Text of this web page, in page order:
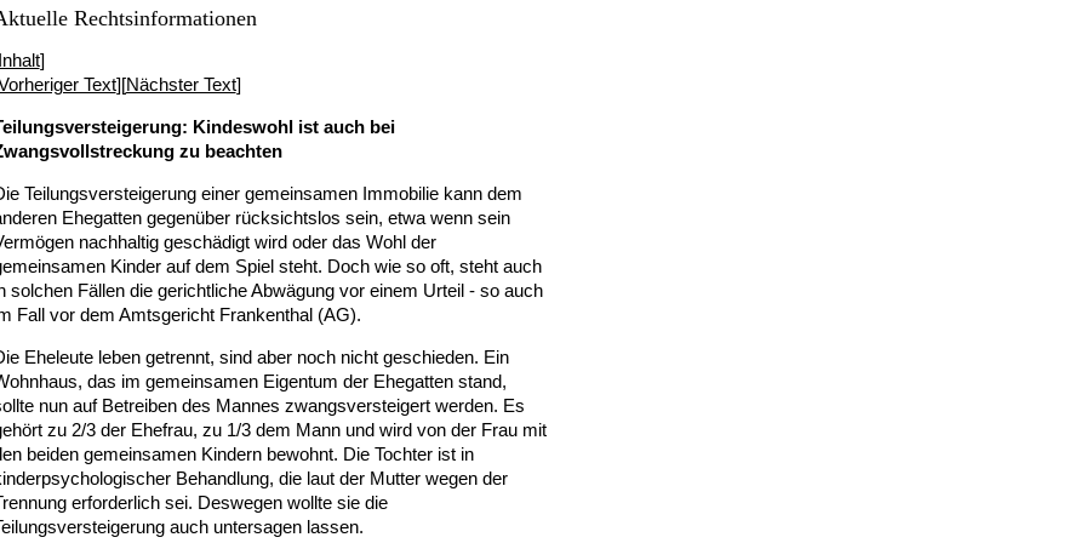
Rechtsinformationen
]
Text][Nächster Text]
Kindeswohl ist auch bei
zu beachten
Teilungsversteigerung einer gemeinsamen Immobilie kann dem
Ehegatten gegenüber rücksichtslos sein, etwa wenn sein
nachhaltig geschädigt wird oder das Wohl der
Kinder auf dem Spiel steht. Doch wie so oft, steht auch
solchen Fällen die gerichtliche Abwägung vor einem Urteil - so auch
Fall vor dem Amtsgericht Frankenthal (AG).
Eheleute leben getrennt, sind aber noch nicht geschieden. Ein
das im gemeinsamen Eigentum der Ehegatten stand,
nun auf Betreiben des Mannes zwangsversteigert werden. Es
zu 2/3 der Ehefrau, zu 1/3 dem Mann und wird von der Frau mit
beiden gemeinsamen Kindern bewohnt. Die Tochter ist in
Behandlung, die laut der Mutter wegen der
erforderlich sei. Deswegen wollte sie die
auch untersagen lassen.